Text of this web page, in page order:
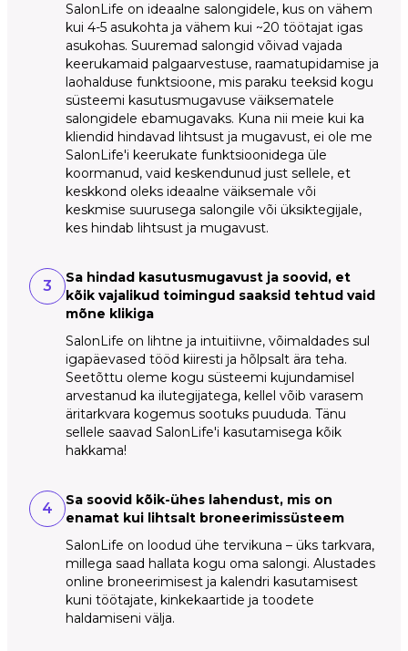
SalonLife on ideaalne salongidele, kus on vähem
kui 4-5 asukohta ja vähem kui ~20 töötajat igas
asukohas. Suuremad salongid võivad vajada
keerukamaid palgaarvestuse, raamatupidamise ja
laohalduse funktsioone, mis paraku teeksid kogu
süsteemi kasutusmugavuse väiksematele
salongidele ebamugavaks. Kuna nii meie kui ka
kliendid hindavad lihtsust ja mugavust, ei ole me
SalonLife'i keerukate funktsioonidega üle
koormanud, vaid keskendunud just sellele, et
keskkond oleks ideaalne väiksemale või
keskmise suurusega salongile või üksiktegijale,
kes hindab lihtsust ja mugavust.
3
Sa hindad kasutusmugavust ja soovid, et
kõik vajalikud toimingud saaksid tehtud vaid
mõne klikiga
SalonLife on lihtne ja intuitiivne, võimaldades sul
igapäevased tööd kiiresti ja hõlpsalt ära teha.
Seetõttu oleme kogu süsteemi kujundamisel
arvestanud ka ilutegijatega, kellel võib varasem
äritarkvara kogemus sootuks puududa. Tänu
sellele saavad SalonLife'i kasutamisega kõik
hakkama!
4
Sa soovid kõik-ühes lahendust, mis on
enamat kui lihtsalt broneerimissüsteem
SalonLife on loodud ühe tervikuna – üks tarkvara,
millega saad hallata kogu oma salongi. Alustades
online broneerimisest ja kalendri kasutamisest
kuni töötajate, kinkekaartide ja toodete
haldamiseni välja.